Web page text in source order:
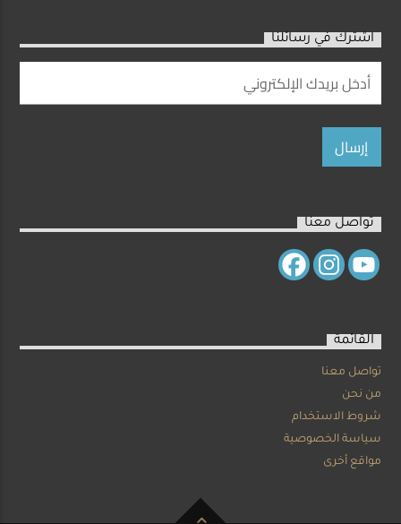
اشترك في رسائلنا
تواصل معنا
القائمة
تواصل معنا
من نحن
شروط الاستخدام
سياسة الخصوصية
مواقع أخرى